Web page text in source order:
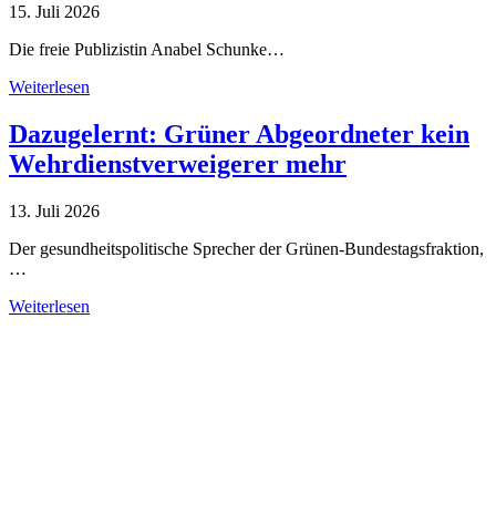
15. Juli 2026
Die freie Publizistin Anabel Schunke…
Weiterlesen
Dazugelernt: Grüner Abgeordneter kein
Wehrdienstverweigerer mehr
13. Juli 2026
Der gesundheitspolitische Sprecher der Grünen-Bundestagsfraktion,
…
Weiterlesen